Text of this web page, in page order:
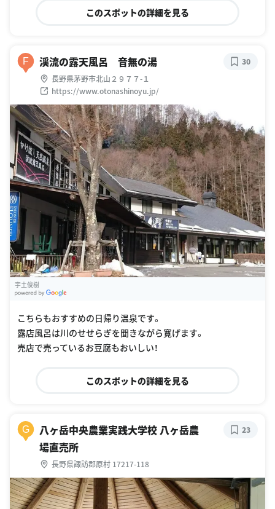
このスポットの詳細を見る
F 渓流の露天風呂 音無の湯
長野県茅野市北山２９７７-１
https://www.otonashinoyu.jp/
30
宇土俊樹
こちらもおすすめの日帰り温泉です。
露店風呂は川のせせらぎを聞きながら寛げます。
売店で売っているお豆腐もおいしい！
このスポットの詳細を見る
G
八ヶ岳中央農業実践大学校 八ヶ岳農
場直売所
長野県諏訪郡原村 17217-118
23